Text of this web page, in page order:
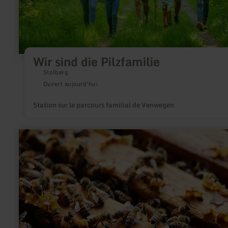
Wir sind die Pilzfamilie
Stolberg
Ouvert aujourd'hui
Station sur le parcours familial de Venwegen
en
savoir
plus
sur
:
Imkerei
Kloos